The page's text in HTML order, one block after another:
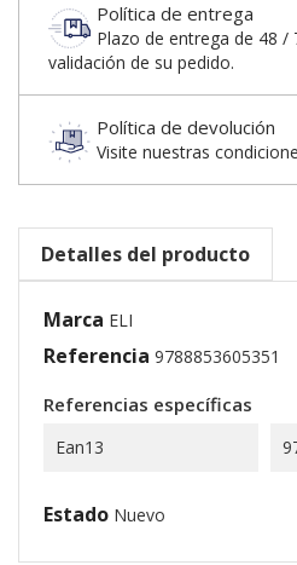
Política de entrega
Plazo de entrega de 48 /
validación de su pedido.
Política de devolución
Visite nuestras
Detalles del producto
Marca ELI
Referencia 9788853605351
Referencias específicas
Ean13
Estado Nuevo